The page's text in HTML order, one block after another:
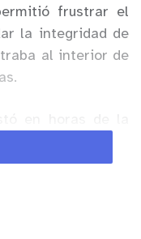
frustrar el
la integridad de
al interior de
de un vecino
1528. El testigo
sector. Con este